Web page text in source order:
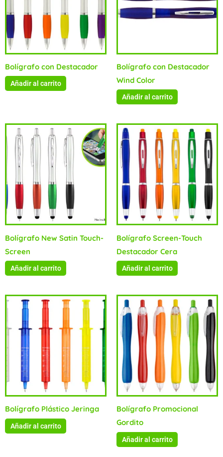
Bolígrafo con Destacador
Añadir al carrito
Bolígrafo con Destacador
Wind Color
Añadir al carrito
Bolígrafo New Satin Touch-
Screen
Añadir al carrito
Bolígrafo Screen-Touch
Destacador Cera
Añadir al carrito
Bolígrafo Plástico Jeringa
Añadir al carrito
Bolígrafo Promocional
Gordito
Añadir al carrito